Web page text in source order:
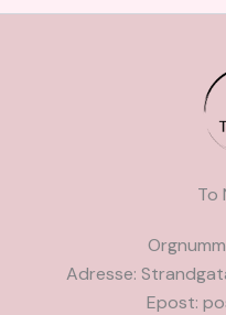
To
Adresse:
Epost: